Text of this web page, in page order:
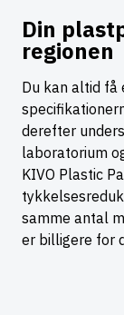
Din
regionen
Du kan altid få
derefter
laboratorium
KIVO Plastic
samme antal
er billigere for